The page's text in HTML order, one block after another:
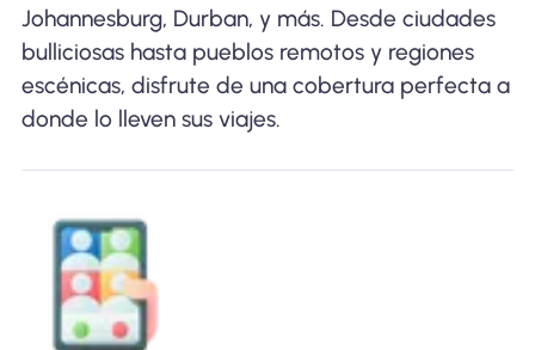
Johannesburg, Durban, y más. Desde ciudades
bulliciosas hasta pueblos remotos y regiones
escénicas, disfrute de una cobertura perfecta a
donde lo lleven sus viajes.